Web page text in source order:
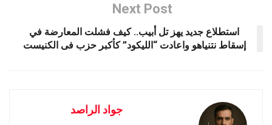
Next Post
استطلاع جديد يهز تل أبيب.. كيف فشلت المعارضة في
إسقاط نتنياهو واعادت “الليكود” كأكبر حزب فى الكنيست
جواد الراصد